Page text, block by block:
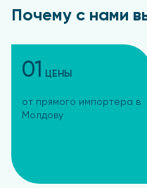
Почему с нами
01 ЦЕНЫ
от прямого импортера в
Молдову